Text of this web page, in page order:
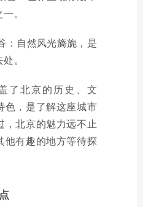
。
：自然风光旖旎，是
。
了北京的历史、文
色，是了解这座城市
，北京的魅力远不止
他有趣的地方等待探